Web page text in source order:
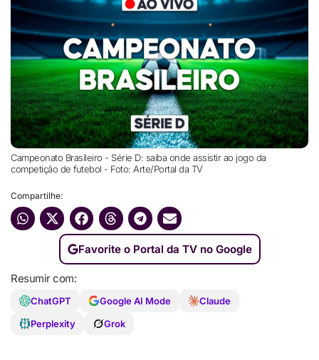
Campeonato Brasileiro - Série D: saiba onde assistir ao jogo da
competição de futebol - Foto: Arte/Portal da TV
Compartilhe:
Favorite o Portal da TV no Google
Resumir com:
ChatGPT Google AI Mode
Claude
Perplexity
Grok